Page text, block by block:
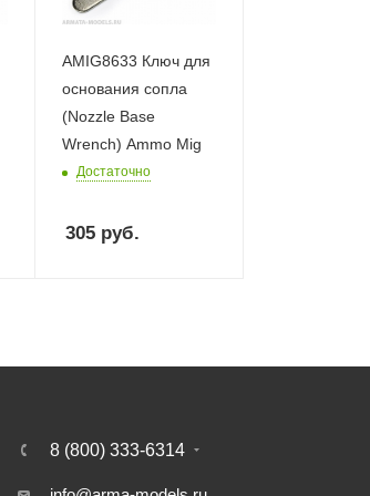
AMIG8633 Ключ для
основания сопла
(Nozzle Base
Wrench) Ammo Mig
Достаточно
305 руб.
8 (800) 333-6314